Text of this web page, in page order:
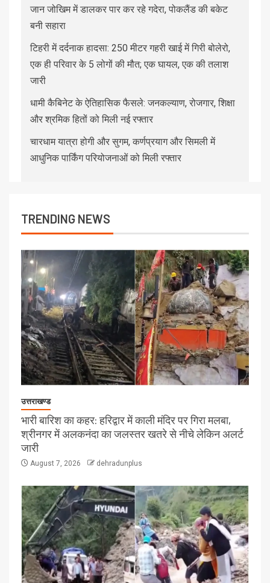
जान जोखिम में डालकर पार कर रहे गदेरा, पोकलैंड की बकेट
बनी सहारा
टिहरी में दर्दनाक हादसा: 250 मीटर गहरी खाई में गिरी बोलेरो,
एक ही परिवार के 5 लोगों की मौत; एक घायल, एक की तलाश
जारी
धामी कैबिनेट के ऐतिहासिक फैसले: जनकल्याण, रोजगार, शिक्षा
और श्रमिक हितों को मिली नई रफ्तार
चारधाम यात्रा होगी और सुगम, कर्णप्रयाग और सिमली में
आधुनिक पार्किंग परियोजनाओं को मिली रफ्तार
TRENDING NEWS
उत्तराखण्ड
भारी बारिश का कहर: हरिद्वार में काली मंदिर पर गिरा मलबा,
श्रीनगर में अलकनंदा का जलस्तर खतरे से नीचे लेकिन अलर्ट
जारी
August 7, 2026 dehradunplus